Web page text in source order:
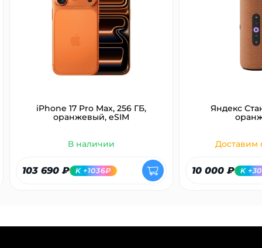
iPhone 17 Pro Max, 256 ГБ,
оранжевый, eSIM
В наличии
103 690 ₽ K +1036₽
Яндекс
Доставим
10 000 ₽ K
об оплате Плайтом
раз в 2
Остались вопросы?